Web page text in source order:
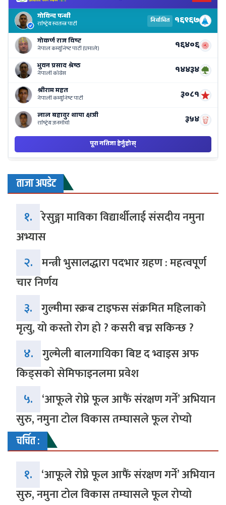
ताजा अपडेट
१. रेसुङ्गा माविका विद्यार्थीलाई संसदीय नमुना
अभ्यास
२. मन्त्री भुसालद्धारा पदभार ग्रहण : महत्वपूर्ण
चार निर्णय
३. गुल्मीमा स्क्रब टाइफस संक्रमित महिलाको
मृत्यु, यो कस्तो रोग हो ? कसरी बच्न सकिन्छ ?
४. गुल्मेली बालगायिका बिष्ट द भ्वाइस अफ
किड्सको सेमिफाइनलमा प्रवेश
५. ‘आफूले रोप्ने फूल आफैं संरक्षण गर्ने’ अभियान
सुरु, नमुना टोल विकास तम्घासले फूल रोप्यो
चर्चित :
१. ‘आफूले रोप्ने फूल आफैं संरक्षण गर्ने’ अभियान
सुरु, नमुना टोल विकास तम्घासले फूल रोप्यो